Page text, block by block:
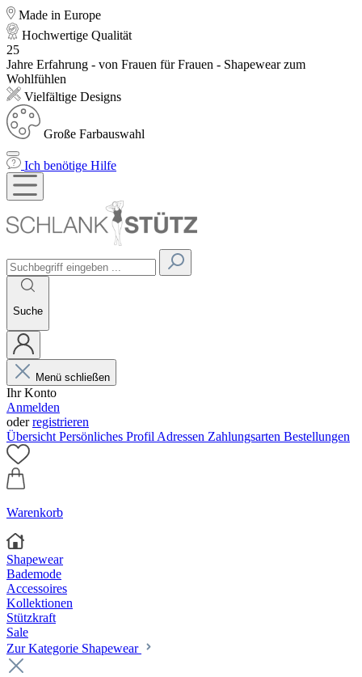
Made in Europe
Hochwertige Qualität
25
Jahre Erfahrung - von Frauen für Frauen - Shapewear zum
Wohlfühlen
Vielfältige Designs
Große Farbauswahl
Ich benötige Hilfe
Suche
Menü schließen
Ihr Konto
Anmelden
oderregistrieren
Übersicht Persönliches Profil Adressen Zahlungsarten Bestellungen
Warenkorb
Shapewear
Bademode
Accessoires
Kollektionen
Stützkraft
Sale
Zur Kategorie Shapewear